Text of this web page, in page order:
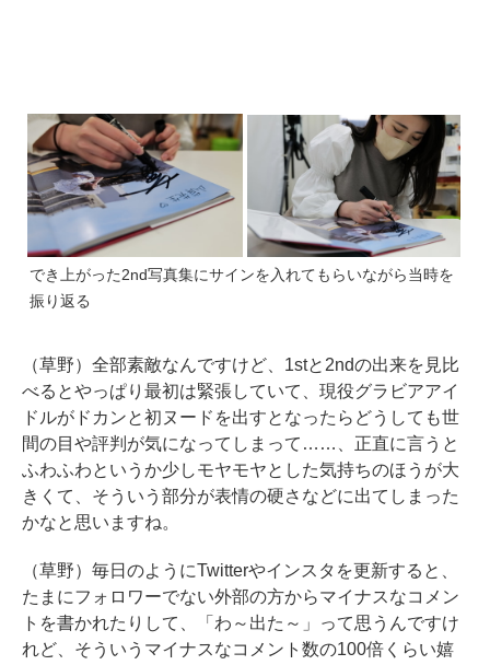
でき上がった2nd写真集にサインを入れてもらいながら当時を
振り返る
（草野）全部素敵なんですけど、1stと2ndの出来を見比
べるとやっぱり最初は緊張していて、現役グラビアアイ
ドルがドカンと初ヌードを出すとなったらどうしても世
間の目や評判が気になってしまって……、正直に言うと
ふわふわというか少しモヤモヤとした気持ちのほうが大
きくて、そういう部分が表情の硬さなどに出てしまった
かなと思いますね。
（草野）毎日のようにTwitterやインスタを更新すると、
たまにフォロワーでない外部の方からマイナスなコメン
トを書かれたりして、「わ～出た～」って思うんですけ
れど、そういうマイナスなコメント数の100倍くらい嬉